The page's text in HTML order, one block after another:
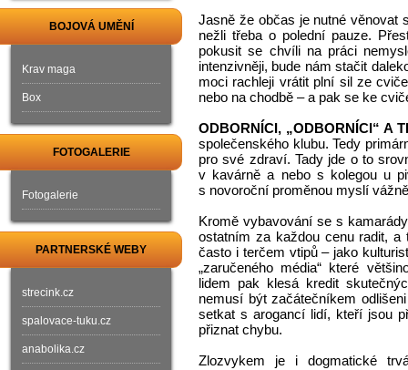
Jasně že občas je nutné věnovat
nežli třeba o polední pauze.
pokusit se chvíli na práci
intenzivněji, bude nám stačit
moci rachleji vrátit plní sil ze
nebo na chodbě – a pak se ke
ODBORNÍCI, „ODBORNÍCI“ A
společenského klubu. Tedy
pro své zdraví. Tady jde o to
v kavárně a nebo s kolegou u
s novoroční proměnou myslí
Kromě vybavování se s
ostatním za každou cenu radit,
často i terčem vtipů – jako
„zaručeného média“ které
lidem pak klesá kredit
nemusí být začátečníkem
setkat s arogancí lidí, kteří jsou
přiznat chybu.
Zlozvykem je i dogmatické
BOJOVÁ UMĚNÍ
Krav maga
Box
FOTOGALERIE
Fotogalerie
PARTNERSKÉ WEBY
strecink.cz
spalovace-tuku.cz
anabolika.cz